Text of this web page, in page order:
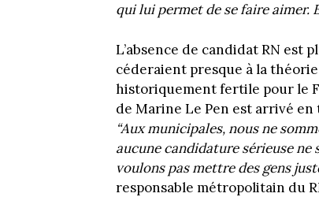
qui lui permet de se faire aimer.
L’absence de candidat RN est
céderaient presque à la
historiquement fertile pour le
de Marine Le Pen est arrivé en
“Aux municipales, nous ne
aucune candidature sérieuse ne
voulons pas mettre des gens
responsable métropolitain du